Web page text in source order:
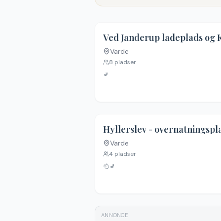
4.6
Varde
8 pladser
🚽
Hyllerslev -
Varde
4 pladser
🚽
ANNONCE